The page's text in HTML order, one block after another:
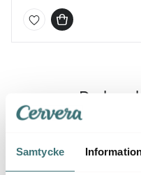
Samtycke
Du